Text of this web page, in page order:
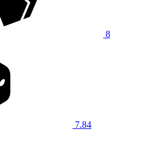
8
7.84